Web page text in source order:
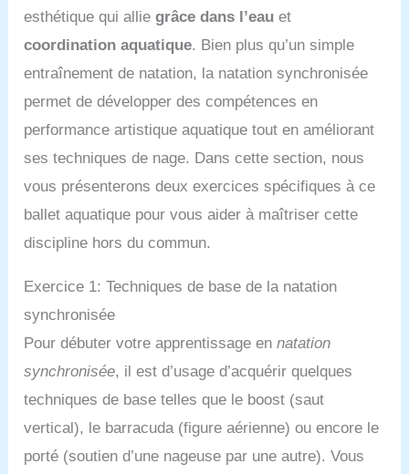
esthétique qui alliegrâce dans l’eau et
coordination aquatique. Bien plus qu’un simple
entraînement de natation, la natation synchronisée
permet de développer des compétences en
performance artistique aquatique tout en améliorant
ses techniques de nage. Dans cette section, nous
vous présenterons deux exercices spécifiques à ce
ballet aquatique pour vous aider à maîtriser cette
discipline hors du commun.
Exercice 1: Techniques de base de la natation
synchronisée
Pour débuter votre apprentissage ennatation
synchronisée, il est d’usage d’acquérir quelques
techniques de base telles que le boost (saut
vertical), le barracuda (figure aérienne) ou encore le
porté (soutien d’une nageuse par une autre). Vous